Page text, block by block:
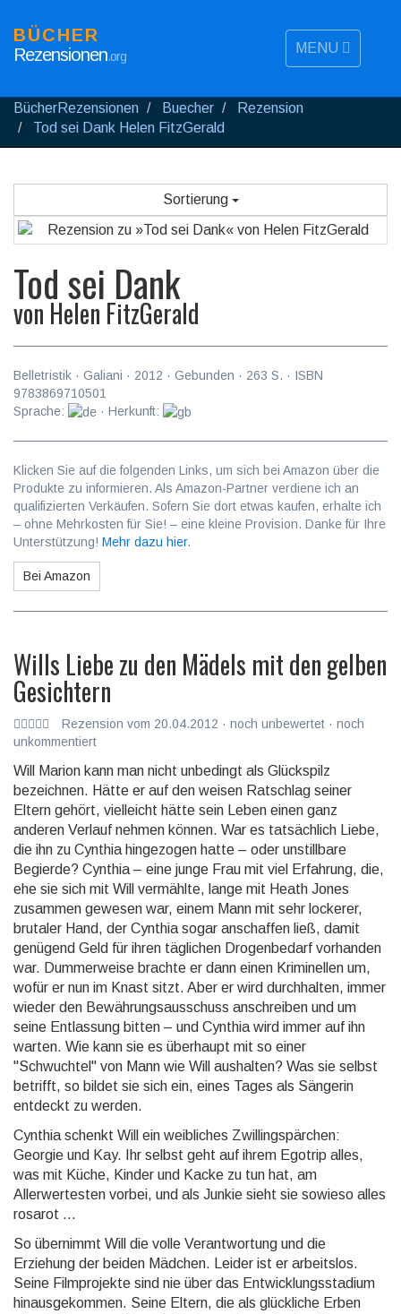
MENU
BÜCHER
Rezensionen.org
BücherRezensionen Buecher
Rezension
Tod sei Dank Helen FitzGerald
Sortierung
Tod sei Dank
von Helen FitzGerald
Belletristik · Galiani · 2012 · Gebunden · 263 S. · ISBN
9783869710501
Sprache:
· Herkunft:
Klicken Sie auf die folgenden Links, um sich bei Amazon über die
Produkte zu informieren. Als Amazon-Partner verdiene ich an
qualifizierten Verkäufen. Sofern Sie dort etwas kaufen, erhalte ich
– ohne Mehrkosten für Sie! – eine kleine Provision. Danke für Ihre
Unterstützung! Mehr dazu hier.
Bei Amazon
Wills Liebe zu den Mädels mit den gelben
Gesichtern
Rezension vom 20.04.2012 · noch unbewertet · noch
unkommentiert
Will Marion kann man nicht unbedingt als Glückspilz
bezeichnen. Hätte er auf den weisen Ratschlag seiner
Eltern gehört, vielleicht hätte sein Leben einen ganz
anderen Verlauf nehmen können. War es tatsächlich Liebe,
die ihn zu Cynthia hingezogen hatte – oder unstillbare
Begierde? Cynthia – eine junge Frau mit viel Erfahrung, die,
ehe sie sich mit Will vermählte, lange mit Heath Jones
zusammen gewesen war, einem Mann mit sehr lockerer,
brutaler Hand, der Cynthia sogar anschaffen ließ, damit
genügend Geld für ihren täglichen Drogenbedarf vorhanden
war. Dummerweise brachte er dann einen Kriminellen um,
wofür er nun im Knast sitzt. Aber er wird durchhalten, immer
wieder den Bewährungsausschuss anschreiben und um
seine Entlassung bitten – und Cynthia wird immer auf ihn
warten. Wie kann sie es überhaupt mit so einer
"Schwuchtel" von Mann wie Will aushalten? Was sie selbst
betrifft, so bildet sie sich ein, eines Tages als Sängerin
entdeckt zu werden.
Cynthia schenkt Will ein weibliches Zwillingspärchen:
Georgie und Kay. Ihr selbst geht auf ihrem Egotrip alles,
was mit Küche, Kinder und Kacke zu tun hat, am
Allerwertesten vorbei, und als Junkie sieht sie sowieso alles
rosarot ...
So übernimmt Will die volle Verantwortung und die
Erziehung der beiden Mädchen. Leider ist er arbeitslos.
Seine Filmprojekte sind nie über das Entwicklungsstadium
hinausgekommen. Seine Eltern, die als glückliche Erben